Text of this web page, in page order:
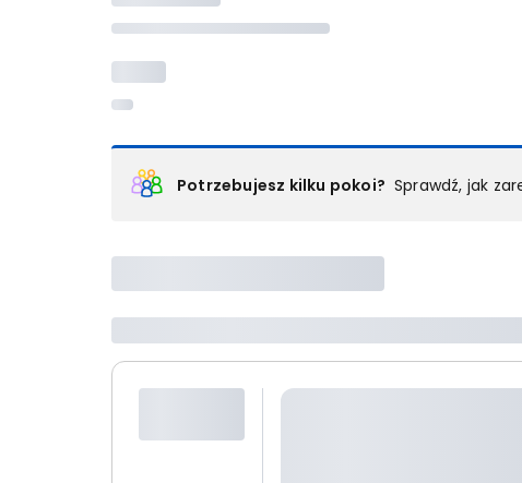
Potrzebujesz kilku pokoi? Sprawdź, jak
Wybierz jedną z ofert z listy i zarezerwuj ją. Zrób oddzielne
lubskontaktuj się z nami,by złożyć zamówienie u
Maksymalna liczba uczestników
Jeśli nie możesz dodać kolejnych osób, osiągnąłeś(-aś)